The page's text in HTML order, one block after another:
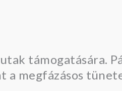
támogatására.
a megfázásos